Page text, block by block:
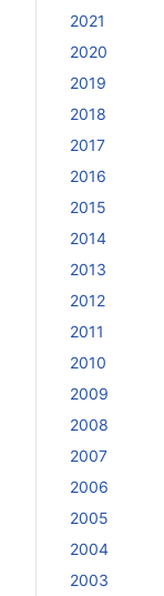
2021
2020
2019
2018
2017
2016
2015
2014
2013
2012
2011
2010
2009
2008
2007
2006
2005
2004
2003